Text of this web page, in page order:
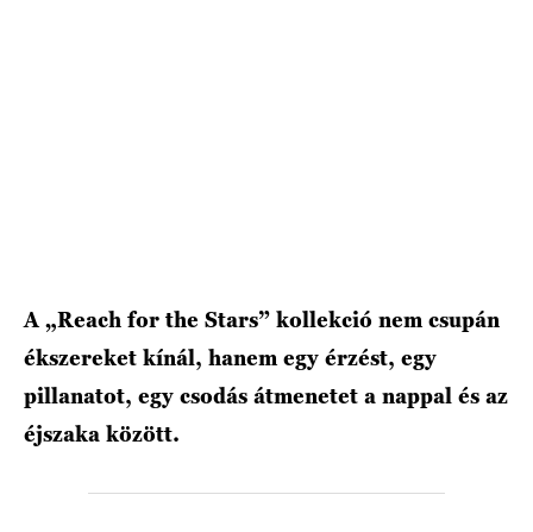
A „Reach for the Stars” kollekció nem csupán
ékszereket kínál, hanem egy érzést, egy
pillanatot, egy csodás átmenetet a nappal és az
éjszaka között.